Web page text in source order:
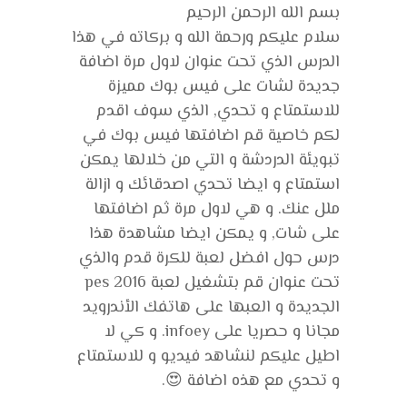
بسم الله الرحمن الرحيم
سلام عليكم ورحمة الله و بركاته في هذا
الدرس الذي تحت عنوان لاول مرة اضافة
جديدة لشات على فيس بوك مميزة
للاستمتاع و تحدي, الذي سوف اقدم
لكم خاصية قم اضافتها فيس بوك في
تبويئة الدردشة و التي من خلالها يمكن
استمتاع و ايضا تحدي اصدقائك و ازالة
ملل عنك. و هي لاول مرة ثم اضافتها
على شات, و يمكن ايضا مشاهدة هذا
درس حول افضل لعبة للكرة قدم والذي
تحت عنوان قم بتشغيل لعبة pes 2016
الجديدة و العبها على هاتفك الأندرويد
مجانا و حصريا على infoey. و كي لا
اطيل عليكم لنشاهد فيديو و للاستمتاع
و تحدي مع هذه اضافة 😍.